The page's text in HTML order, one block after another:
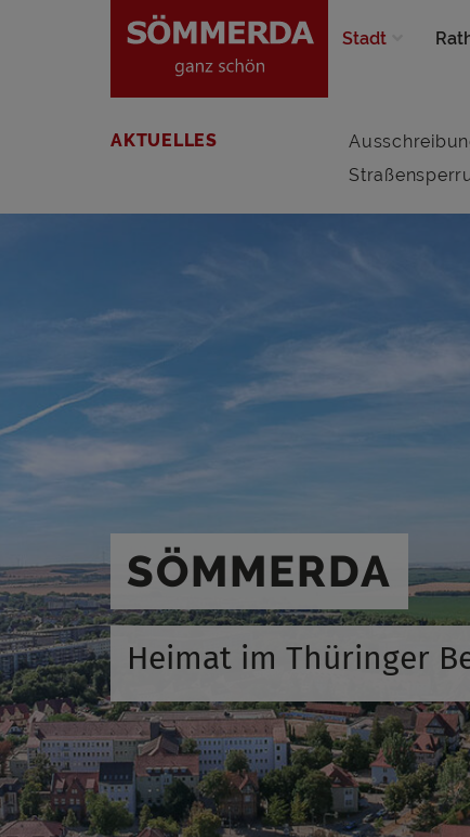
Stadt
AKTUELLES
SÖMMERDA
Heimat im Thüringer